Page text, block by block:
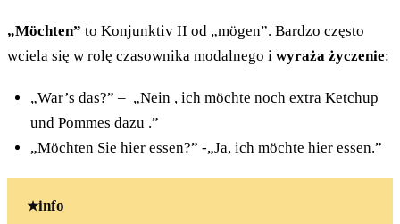
„Möchten” to Konjunktiv II od „mögen”. Bardzo często
wciela się w rolę czasownika modalnego i wyraża życzenie:
„War’s das?” – „Nein , ich möchte noch extra Ketchup
und Pommes dazu .”
„Möchten Sie hier essen?” -„Ja, ich möchte hier essen.”
info